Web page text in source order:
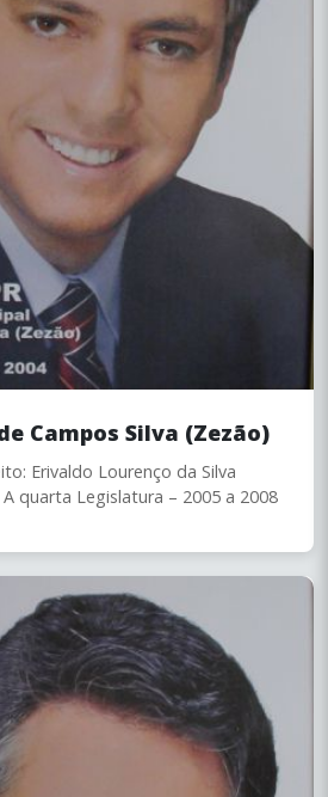
Campos Silva (Zezão)
Erivaldo Lourenço da Silva
quarta Legislatura – 2005 a 2008